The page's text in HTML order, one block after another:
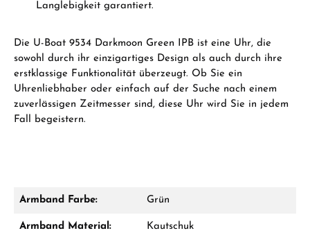
Langlebigkeit garantiert.
Die U-Boat 9534 Darkmoon Green IPB ist eine Uhr, die
sowohl durch ihr einzigartiges Design als auch durch ihre
erstklassige Funktionalität überzeugt. Ob Sie ein
Uhrenliebhaber oder einfach auf der Suche nach einem
zuverlässigen Zeitmesser sind, diese Uhr wird Sie in jedem
Fall begeistern.
Armband Farbe: Grün
Armband Material: Kautschuk